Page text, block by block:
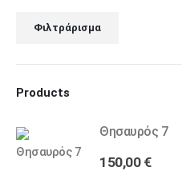
Φιλτράρισμα
Products
Θησαυρός 7
150,00 €